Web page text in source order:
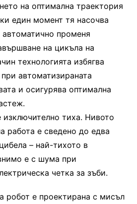
на оптимална траектория
един момент тя насочва
автоматично променя
на цикъла на
технологията избягва
автоматизираната
и осигурява оптимална
изключително тиха. Нивото
работа е сведено до едва
– най-тихото в
е с шума при
четка за зъби.
робот е проектирана с мисъл